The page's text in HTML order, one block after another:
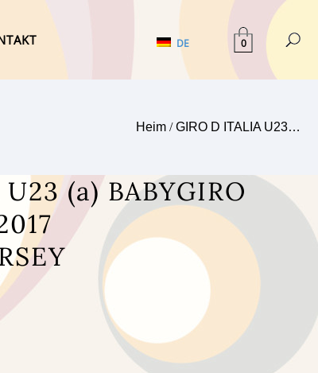
DE 0
Heim /GIRO D ITALIA U23…
(a) BABYGIRO